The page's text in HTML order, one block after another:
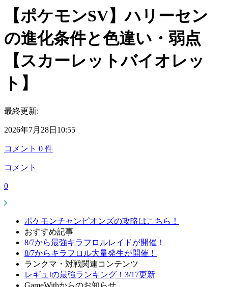
【ポケモンSV】ハリーセン
の進化条件と色違い・弱点
【スカーレットバイオレッ
ト】
最終更新:
2026年7月28日10:55
コメント 0 件
コメント
0
ポケモンチャンピオンズの攻略はこちら！
おすすめ記事
8/7から最強キラフロルレイドが開催！
8/7からキラフロル大量発生が開催！
ランクマ・対戦関連コンテンツ
レギュIの最強ランキング！3/17更新
GameWithからのお知らせ